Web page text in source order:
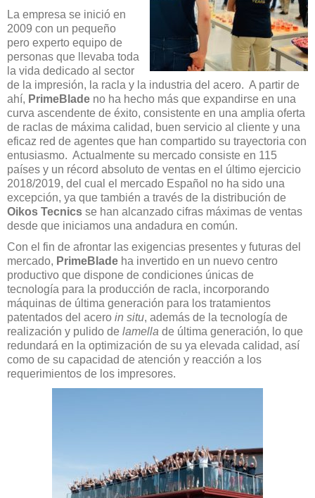
La empresa se inició en
2009 con un pequeño
pero experto equipo de
personas que llevaba toda
la vida dedicado al sector
de la impresión, la racla y la industria del acero. A partir de
ahí, PrimeBlade no ha hecho más que expandirse en una
curva ascendente de éxito, consistente en una amplia oferta
de raclas de máxima calidad, buen servicio al cliente y una
eficaz red de agentes que han compartido su trayectoria con
entusiasmo. Actualmente su mercado consiste en 115
países y un récord absoluto de ventas en el último ejercicio
2018/2019, del cual el mercado Español no ha sido una
excepción, ya que también a través de la distribución de
Oikos Tecnics se han alcanzado cifras máximas de ventas
desde que iniciamos una andadura en común.
Con el fin de afrontar las exigencias presentes y futuras del
mercado, PrimeBlade ha invertido en un nuevo centro
productivo que dispone de condiciones únicas de
tecnología para la producción de racla, incorporando
máquinas de última generación para los tratamientos
patentados del acero in situ, además de la tecnología de
realización y pulido de lamella de última generación, lo que
redundará en la optimización de su ya elevada calidad, así
como de su capacidad de atención y reacción a los
requerimientos de los impresores.